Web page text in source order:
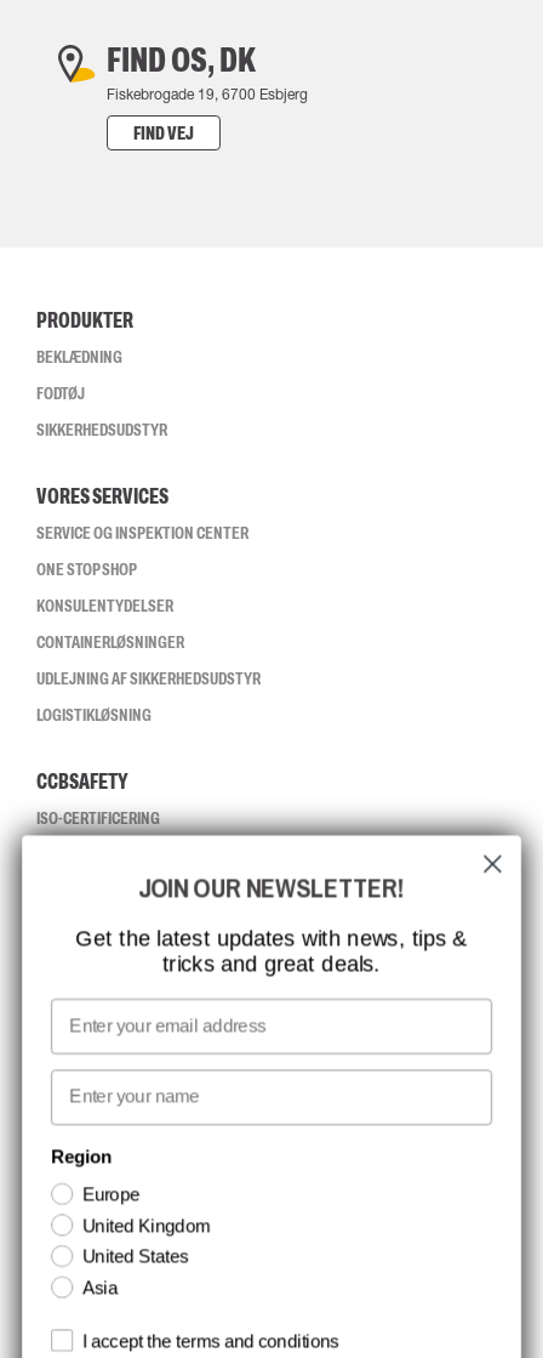
FIND OS, DK
Fiskebrogade 19, 6700 Esbjerg
FIND VEJ
PRODUKTER
BEKLÆDNING
FODTØJ
SIKKERHEDSUDSTYR
VORES SERVICES
SERVICE OG INSPEKTION CENTER
ONE STOP SHOP
KONSULENTYDELSER
CONTAINERLØSNINGER
UDLEJNING AF SIKKERHEDSUDSTYR
LOGISTIKLØSNING
CCBSAFETY
ISO-CERTIFICERING
MISSION, VISION OG VÆRDIER
KONTAKT
JOB HOS CCBSAFETY
MEDIA
VI TAGER ANSVAR
NYHEDSBREV TILMELDING
Hold dig opdateret med gode tilbud og produktnyheder. Din e-mail
opbevares sikkert og du kan til enhver tid
JOIN OUR NEWSLETTER!
Get the latest updates with news, tips &
tricks and great deals.
Email
First name
Region
Europe
United Kingdom
United States
Asia
Terms and conditions
I accept the terms and conditions